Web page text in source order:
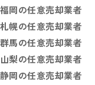
福岡の任意売却業者
札幌の任意売却業者
群馬の任意売却業者
山梨の任意売却業者
静岡の任意売却業者